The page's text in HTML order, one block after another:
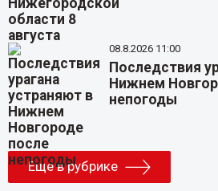
08.8.2026 11:00
Последствия
Нижнем
непогоды
Еще в рубрике